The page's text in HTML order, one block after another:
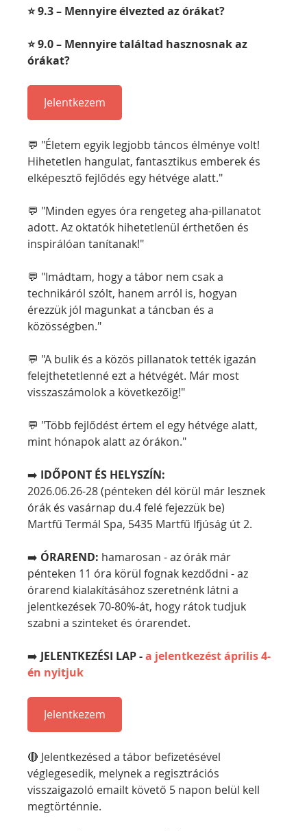
⭐ 9.3 – Mennyire élvezted az órákat?
⭐ 9.0 – Mennyire találtad hasznosnak az
órákat?
Jelentkezem
💬 "Életem egyik legjobb táncos élménye volt!
Hihetetlen hangulat, fantasztikus emberek és
elképesztő fejlődés egy hétvége alatt."
💬 "Minden egyes óra rengeteg aha-pillanatot
adott. Az oktatók hihetetlenül érthetően és
inspirálóan tanítanak!"
💬 "Imádtam, hogy a tábor nem csak a
technikáról szólt, hanem arról is, hogyan
érezzük jól magunkat a táncban és a
közösségben."
💬 "A bulik és a közös pillanatok tették igazán
felejthetetlenné ezt a hétvégét. Már most
visszaszámolok a következőig!"
💬 "Több fejlődést értem el egy hétvége alatt,
mint hónapok alatt az órákon."
➡️ IDŐPONT ÉS HELYSZÍN:
2026.06.26-28 (pénteken dél körül már lesznek
órák és vasárnap du.4 felé fejezzük be)
Martfű Termál Spa, 5435 Martfű Ifjúság út 2.
➡️ ÓRAREND: hamarosan - az órák már
pénteken 11 óra körül fognak kezdődni - az
órarend kialakításához szeretnénk látni a
jelentkezések 70-80%-át, hogy rátok tudjuk
szabni a szinteket és órarendet.
➡️ JELENTKEZÉSI LAP - a jelentkezést április 4-
én nyitjuk
Jelentkezem
🔴 Jelentkezésed a tábor befizetésével
véglegesedik, melynek a regisztrációs
visszaigazoló emailt követő 5 napon belül kell
megtörténnie.